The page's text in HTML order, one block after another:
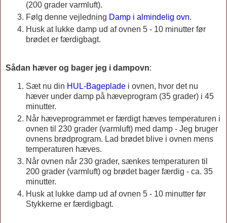
(200 grader varmluft).
Følg denne vejledning Damp i almindelig ovn.
Husk at lukke damp ud af ovnen 5 - 10 minutter før
brødet er færdigbagt.
Sådan hæver og bager jeg i dampovn:
Sæt nu din HUL-Bageplade i ovnen, hvor det nu
hæver under damp på hæveprogram (35 grader) i 45
minutter.
Når hæveprogrammet er færdigt hæves temperaturen i
ovnen til 230 grader (varmluft) med damp - Jeg bruger
ovnens brødprogram. Lad brødet blive i ovnen mens
temperaturen hæves.
Når ovnen når 230 grader, sænkes temperaturen til
200 grader (varmluft) og brødet bager færdig - ca. 35
minutter.
Husk at lukke damp ud af ovnen 5 - 10 minutter før
Stykkerne er færdigbagt.